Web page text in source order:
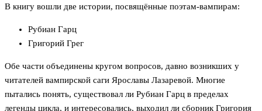
В книгу вошли две истории, посвящённые поэтам-вампирам:
Рубиан Гарц
Григорий Грег
Обе части объединены кругом вопросов, давно возникших у
читателей вампирской саги Ярославы Лазаревой. Многие
пытались понять, существовал ли Рубиан Гарц в пределах
легенды цикла, и интересовались, выходил ли сборник Григория